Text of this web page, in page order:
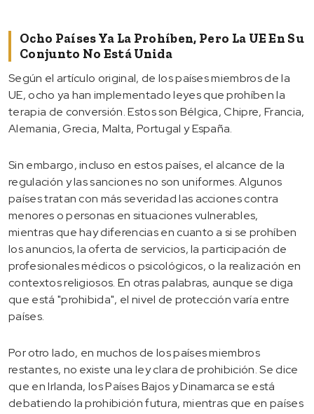
Ocho Países Ya La Prohíben, Pero La UE En Su
Conjunto No Está Unida
Según el artículo original, de los países miembros de la
UE, ocho ya han implementado leyes que prohíben la
terapia de conversión. Estos son Bélgica, Chipre, Francia,
Alemania, Grecia, Malta, Portugal y España.
Sin embargo, incluso en estos países, el alcance de la
regulación y las sanciones no son uniformes. Algunos
países tratan con más severidad las acciones contra
menores o personas en situaciones vulnerables,
mientras que hay diferencias en cuanto a si se prohíben
los anuncios, la oferta de servicios, la participación de
profesionales médicos o psicológicos, o la realización en
contextos religiosos. En otras palabras, aunque se diga
que está "prohibida", el nivel de protección varía entre
países.
Por otro lado, en muchos de los países miembros
restantes, no existe una ley clara de prohibición. Se dice
que en Irlanda, los Países Bajos y Dinamarca se está
debatiendo la prohibición futura, mientras que en países